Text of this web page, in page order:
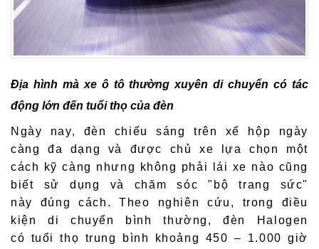
Địa hình mà xe ô tô thường xuyên di chuyển có tác
động lớn đến tuổi thọ của đèn
Ngày nay, đèn chiếu sáng trên xế hộp ngày
càng đa dạng và được chủ xe lựa chọn một
cách kỹ càng nhưng không phải lái xe nào cũng
biết sử dụng và chăm sóc "bộ trang sức"
này đúng cách. Theo nghiên cứu, trong điều
kiện di chuyển bình thường, đèn Halogen
có tuổi thọ trung bình khoảng 450 – 1.000 giờ